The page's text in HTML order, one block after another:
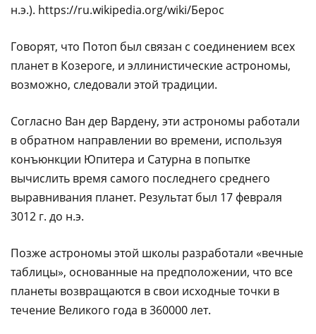
н.э.). https://ru.wikipedia.org/wiki/Берос
Говорят, что Потоп был связан с соединением всех
планет в Козероге, и эллинистические астрономы,
возможно, следовали этой традиции.
Согласно Ван дер Вардену, эти астрономы работали
в обратном направлении во времени, используя
конъюнкции Юпитера и Сатурна в попытке
вычислить время самого последнего среднего
выравнивания планет. Результат был 17 февраля
3012 г. до н.э.
Позже астрономы этой школы разработали «вечные
таблицы», основанные на предположении, что все
планеты возвращаются в свои исходные точки в
течение Великого года в 360000 лет.